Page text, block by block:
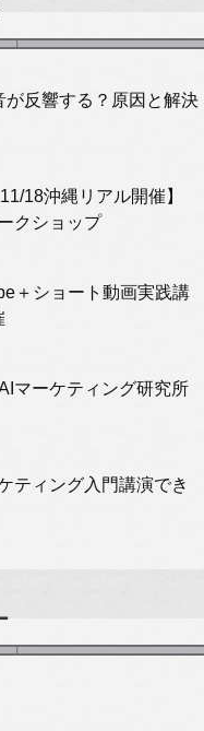
反響する？原因と解決
18沖縄リアル開催】
クショップ
＋ショート動画実践講
マーケティング研究所
ティング入門講演でき